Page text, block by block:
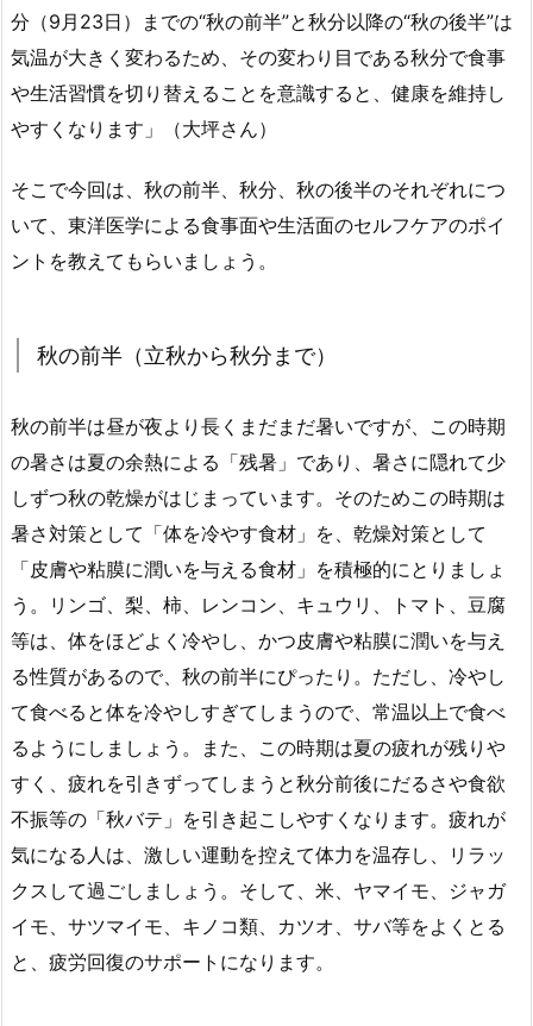
分（9月23日）までの“秋の前半”と秋分以降の“秋の後半”は
気温が大きく変わるため、その変わり目である秋分で食事
や生活習慣を切り替えることを意識すると、健康を維持し
やすくなります」（大坪さん）
そこで今回は、秋の前半、秋分、秋の後半のそれぞれにつ
いて、東洋医学による食事面や生活面のセルフケアのポイ
ントを教えてもらいましょう。
秋の前半（立秋から秋分まで）
秋の前半は昼が夜より長くまだまだ暑いですが、この時期
の暑さは夏の余熱による「残暑」であり、暑さに隠れて少
しずつ秋の乾燥がはじまっています。そのためこの時期は
暑さ対策として「体を冷やす食材」を、乾燥対策として
「皮膚や粘膜に潤いを与える食材」を積極的にとりましょ
う。リンゴ、梨、柿、レンコン、キュウリ、トマト、豆腐
等は、体をほどよく冷やし、かつ皮膚や粘膜に潤いを与え
る性質があるので、秋の前半にぴったり。ただし、冷やし
て食べると体を冷やしすぎてしまうので、常温以上で食べ
るようにしましょう。また、この時期は夏の疲れが残りや
すく、疲れを引きずってしまうと秋分前後にだるさや食欲
不振等の「秋バテ」を引き起こしやすくなります。疲れが
気になる人は、激しい運動を控えて体力を温存し、リラッ
クスして過ごしましょう。そして、米、ヤマイモ、ジャガ
イモ、サツマイモ、キノコ類、カツオ、サバ等をよくとる
と、疲労回復のサポートになります。